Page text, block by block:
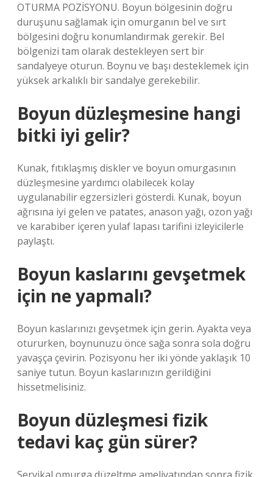
OTURMA POZİSYONU. Boyun bölgesinin doğru
duruşunu sağlamak için omurganın bel ve sırt
bölgesini doğru konumlandırmak gerekir. Bel
bölgenizi tam olarak destekleyen sert bir
sandalyeye oturun. Boynu ve başı desteklemek için
yüksek arkalıklı bir sandalye gerekebilir.
Boyun düzleşmesine hangi
bitki iyi gelir?
Kunak, fıtıklaşmış diskler ve boyun omurgasının
düzleşmesine yardımcı olabilecek kolay
uygulanabilir egzersizleri gösterdi. Kunak, boyun
ağrısına iyi gelen ve patates, anason yağı, ozon yağı
ve karabiber içeren yulaf lapası tarifini izleyicilerle
paylaştı.
Boyun kaslarını gevşetmek
için ne yapmalı?
Boyun kaslarınızı gevşetmek için gerin. Ayakta veya
otururken, boynunuzu önce sağa sonra sola doğru
yavaşça çevirin. Pozisyonu her iki yönde yaklaşık 10
saniye tutun. Boyun kaslarınızın gerildiğini
hissetmelisiniz.
Boyun düzleşmesi fizik
tedavi kaç gün sürer?